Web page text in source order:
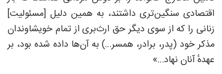
اقتصادی سنگین‌تری داشتند، به همین دلیل [مسئولیت]
زنانی را که از سوی دیگر حق ارث‌بری از تمام خویشاوندان
مذکر خود (پدر، برادر، همسر…) به آن‌ها داده شده بود، بر
عهدهٔ آنان نهاد…»